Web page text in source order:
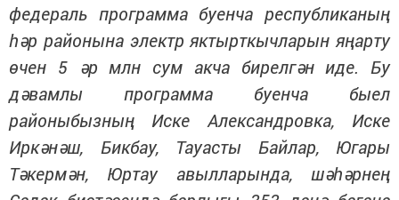
федераль программа буенча республиканың
һәр районына электр яктырткычларын яңарту
өчен 5 әр млн сум акча бирелгән иде. Бу
дәвамлы программа буенча быел
районыбызның Иске Александровка, Иске
Иркәнәш, Бикбау, Тауасты Байлар, Югары
Тәкермән, Юртау авылларында, шәһәрнең